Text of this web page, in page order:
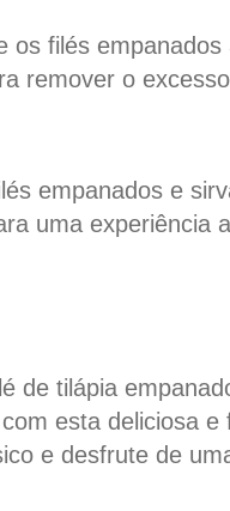
os filés empanados
remover o
empanados e
uma experiência
de tilápia
esta deliciosa e
e desfrute de